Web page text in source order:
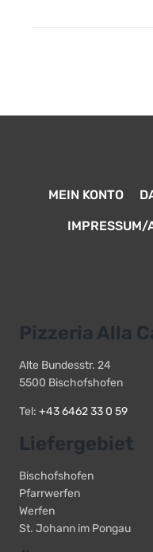
MEIN KONTO
IMPRESSUM/
Pizzeria Alla
Alte Bundesstr. 24
5500 Bischofshofen
Tel:+43 6462 33 0 59
Liefergebiet
Bischofshofen
Pfarrwerfen
Werfen
St. Johann im Pongau